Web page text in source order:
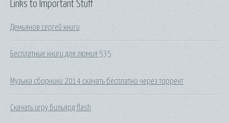
Links to Important Stuff
Демьянов сергей книги
Бесплатные книги для люмия 535
Музыка сборники 2014 скачать бесплатно через торрент
Скачать игру бильярд flash